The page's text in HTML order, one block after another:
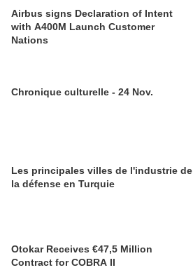
Airbus signs Declaration of Intent
with A400M Launch Customer
Nations
Chronique culturelle - 24 Nov.
Les principales villes de l'industrie de
la défense en Turquie
Otokar Receives €47,5 Million
Contract for COBRA II